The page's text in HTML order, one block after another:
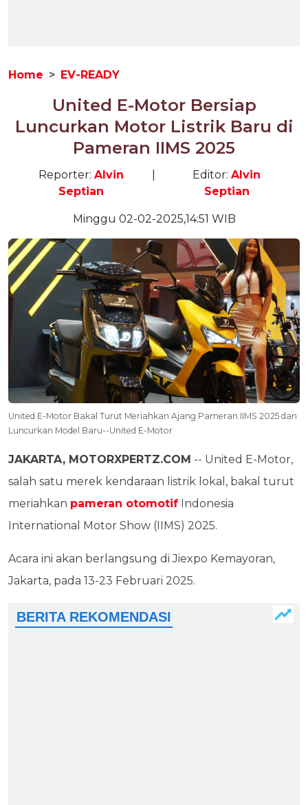
Home EV-READY
United E-Motor Bersiap
Luncurkan Motor Listrik Baru di
Pameran IIMS 2025
Reporter: Alvin
Septian
Editor:Alvin
Septian
Minggu 02-02-2025,14:51 WIB
United E-Motor Bakal Turut Meriahkan Ajang Pameran IIMS 2025 dan
Luncurkan Model Baru--United E-Motor
JAKARTA, MOTORXPERTZ.COM -- United E-Motor,
salah satu merek kendaraan listrik lokal, bakal turut
meriahkan pameran otomotif Indonesia
International Motor Show (IIMS) 2025.
Acara ini akan berlangsung di Jiexpo Kemayoran,
Jakarta, pada 13-23 Februari 2025.